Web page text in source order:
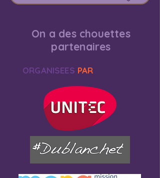
On a des chouettes
partenaires
ORGANISEES PAR